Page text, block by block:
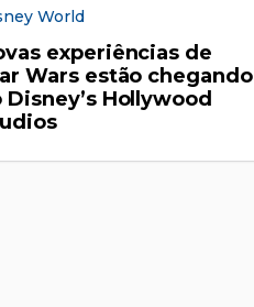
World
experiências de
Wars estão chegando
Disney’s Hollywood